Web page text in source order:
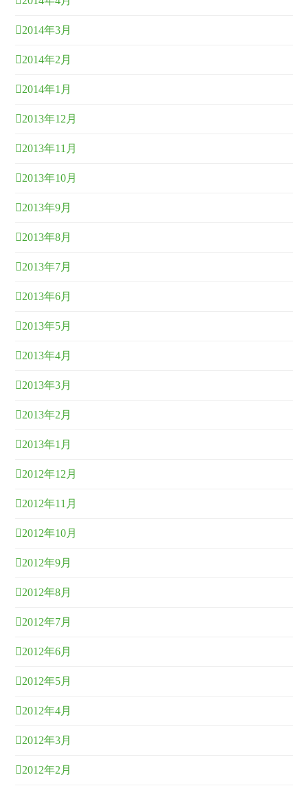
2014年3月
2014年2月
2014年1月
2013年12月
2013年11月
2013年10月
2013年9月
2013年8月
2013年7月
2013年6月
2013年5月
2013年4月
2013年3月
2013年2月
2013年1月
2012年12月
2012年11月
2012年10月
2012年9月
2012年8月
2012年7月
2012年6月
2012年5月
2012年4月
2012年3月
2012年2月